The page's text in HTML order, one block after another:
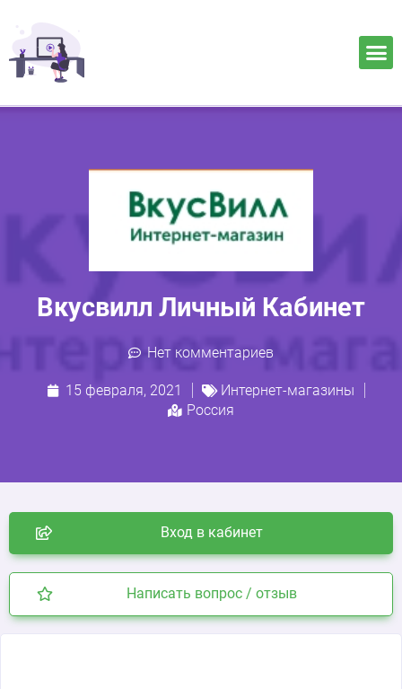
Вкусвилл Личный Кабинет
Нет комментариев
15 февраля, 2021
Интернет-магазины
Россия
Вход в кабинет
Написать вопрос / отзыв